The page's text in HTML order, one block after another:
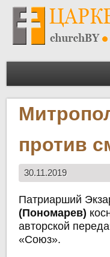
против
30.11.2019
Патриарший
(Пономарев)
авторской
«Союз».